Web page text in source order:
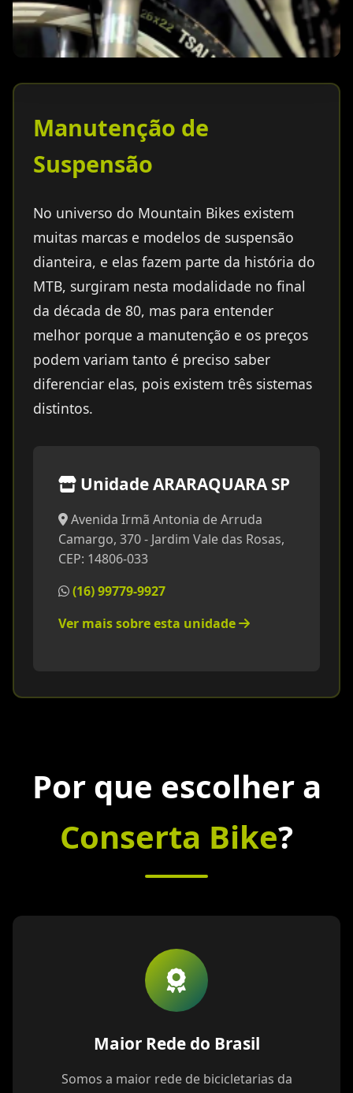
Manutenção de
Suspensão
No universo do Mountain Bikes existem
muitas marcas e modelos de suspensão
dianteira, e elas fazem parte da história do
MTB, surgiram nesta modalidade no final
da década de 80, mas para entender
melhor porque a manutenção e os preços
podem variam tanto é preciso saber
diferenciar elas, pois existem três sistemas
distintos.
Unidade ARARAQUARA SP
Avenida Irmã Antonia de Arruda
Camargo, 370 - Jardim Vale das Rosas,
CEP: 14806-033
(16) 99779-9927
Ver mais sobre esta unidade
Por que escolher a
Conserta Bike?
Maior Rede do Brasil
Somos a maior rede de bicicletarias da